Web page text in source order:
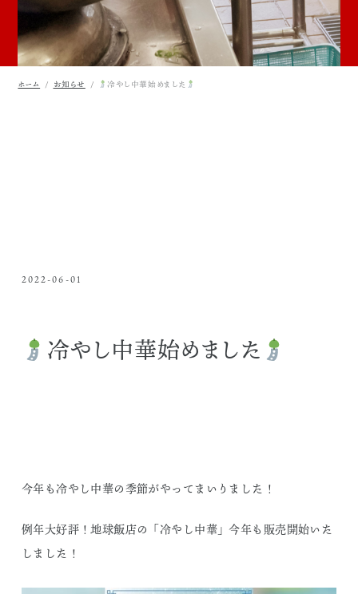
ホーム お知らせ 冷やし中華始めました
2022-06-01
冷やし中華始めました
今年も冷やし中華の季節がやってまいりました！
例年大好評！地球飯店の「冷やし中華」今年も販売開始いた
しました！